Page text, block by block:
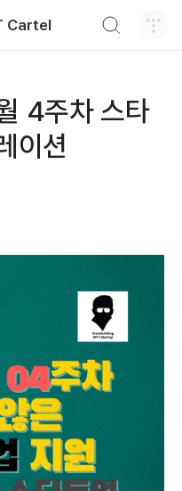
Cartel
4주차 스타
이션